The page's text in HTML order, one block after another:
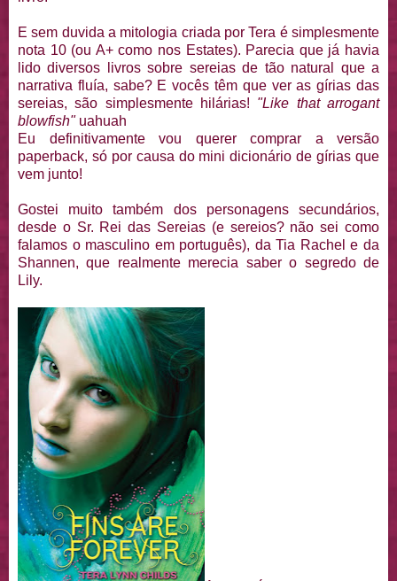
E sem duvida a mitologia criada por Tera é simplesmente
nota 10 (ou A+ como nos Estates). Parecia que já havia
lido diversos livros sobre sereias de tão natural que a
narrativa fluía, sabe? E vocês têm que ver as gírias das
sereias, são simplesmente hilárias! "Like that arrogant
blowfish" uahuah
Eu definitivamente vou querer comprar a versão
paperback, só por causa do mini dicionário de gírias que
vem junto!
Gostei muito também dos personagens secundários,
desde o Sr. Rei das Sereias (e sereios? não sei como
falamos o masculino em português), da Tia Rachel e da
Shannen, que realmente merecia saber o segredo de
Lily.